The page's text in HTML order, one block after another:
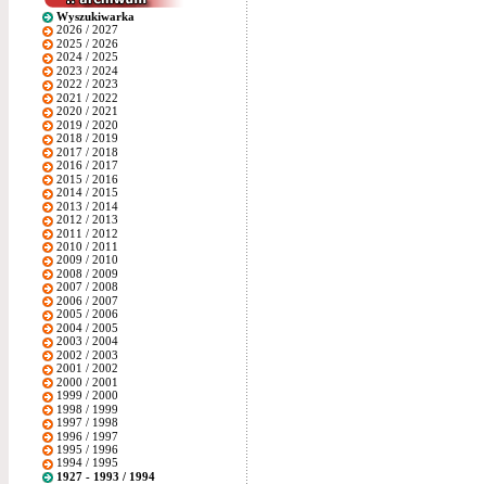
Wyszukiwarka
2026 / 2027
2025 / 2026
2024 / 2025
2023 / 2024
2022 / 2023
2021 / 2022
2020 / 2021
2019 / 2020
2018 / 2019
2017 / 2018
2016 / 2017
2015 / 2016
2014 / 2015
2013 / 2014
2012 / 2013
2011 / 2012
2010 / 2011
2009 / 2010
2008 / 2009
2007 / 2008
2006 / 2007
2005 / 2006
2004 / 2005
2003 / 2004
2002 / 2003
2001 / 2002
2000 / 2001
1999 / 2000
1998 / 1999
1997 / 1998
1996 / 1997
1995 / 1996
1994 / 1995
1927 - 1993 / 1994